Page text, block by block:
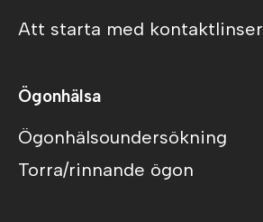
Att starta med kontaktlinser
Ögonhälsa
Ögonhälsoundersökning
Torra/rinnande ögon